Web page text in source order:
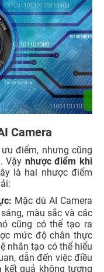
Camera
điểm, nhưng cũng
Vậy nhược điểm khi
là hai nhược điểm
Mặc dù AI Camera
màu sắc và các
cũng có thể tạo ra
mức độ chân thực
nhân tạo có thể hiểu
dẫn đến việc điều
kết quả không tương